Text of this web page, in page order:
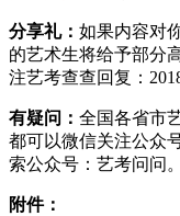
分享礼： 如果内容对
的艺术生将给予部分
注艺考查查回复：
有疑问： 全国各省市
都可以微信关注公众
索公众号：艺考问问
附件：